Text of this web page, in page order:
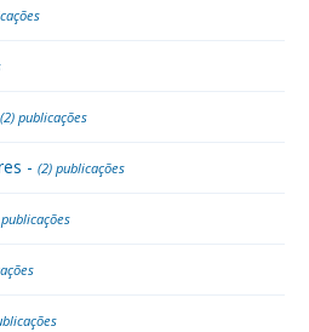
(2) publicações
- (2) publicações